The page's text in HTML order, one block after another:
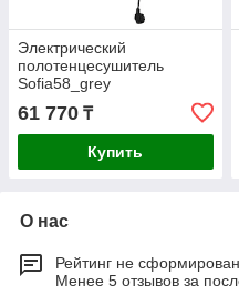
Электрический
полотенцесушитель
Sofia58_grey
61 770 ₸
Купить
О нас
Рейтинг не сформирован
Менее 5 отзывов за